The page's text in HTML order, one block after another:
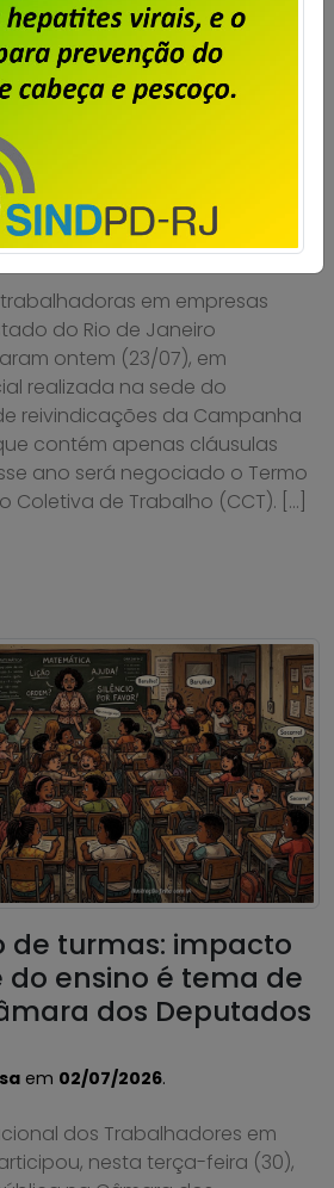
Trabalhadores
de reivindicações
em24/07/2026.
em empresas
do Rio de Janeiro
ontem (23/07), em
realizada na sede do
reivindicações da Campanha
contém apenas cláusulas
ano será negociado o Termo
Coletiva de Trabalho (CCT). […]
de turmas: impacto
ensino é tema de
dos Deputados
em 02/07/2026.
dos Trabalhadores em
nesta terça-feira (30),